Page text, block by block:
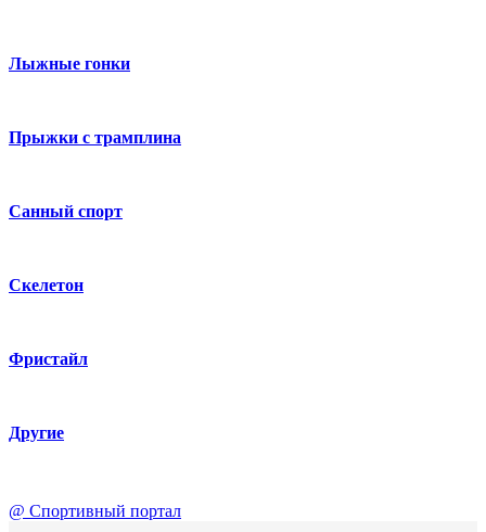
Лыжные гонки
Прыжки с трамплина
Санный спорт
Скелетон
Фристайл
Другие
@ Спортивный портал